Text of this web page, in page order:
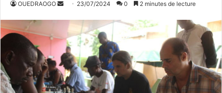
OUEDRAOGO
o
y
e
r
u
23/07/2024 0 2 minutes de lecture